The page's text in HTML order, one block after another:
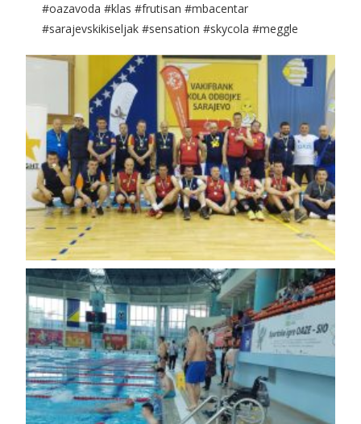
#oazavoda #klas #frutisan #mbacentar
#sarajevskikiseljak #sensation #skycola #meggle